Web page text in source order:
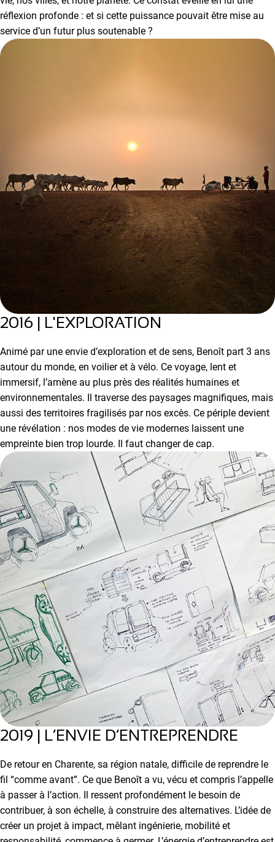
réflexion profonde : et si cette puissance pouvait être mise au
service d’un futur plus soutenable ?
2016 | L'EXPLORATION
Animé par une envie d’exploration et de sens, Benoît part 3 ans
autour du monde, en voilier et à vélo. Ce voyage, lent et
immersif, l’amène au plus près des réalités humaines et
environnementales. Il traverse des paysages magnifiques, mais
aussi des territoires fragilisés par nos excès. Ce périple devient
une révélation : nos modes de vie modernes laissent une
empreinte bien trop lourde. Il faut changer de cap.
2019 | L’ENVIE D’ENTREPRENDRE
De retour en Charente, sa région natale, difficile de reprendre le
fil “comme avant”. Ce que Benoît a vu, vécu et compris l’appelle
à passer à l’action. Il ressent profondément le besoin de
contribuer, à son échelle, à construire des alternatives. L’idée de
créer un projet à impact, mêlant ingénierie, mobilité et